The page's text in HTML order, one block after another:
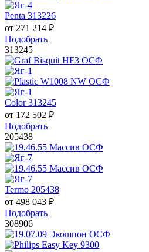
Penta 313226
от 271 214 ₽
Подобрать
313245
Color 313245
от 172 502 ₽
Подобрать
205438
Termo 205438
от 498 043 ₽
Подобрать
308906